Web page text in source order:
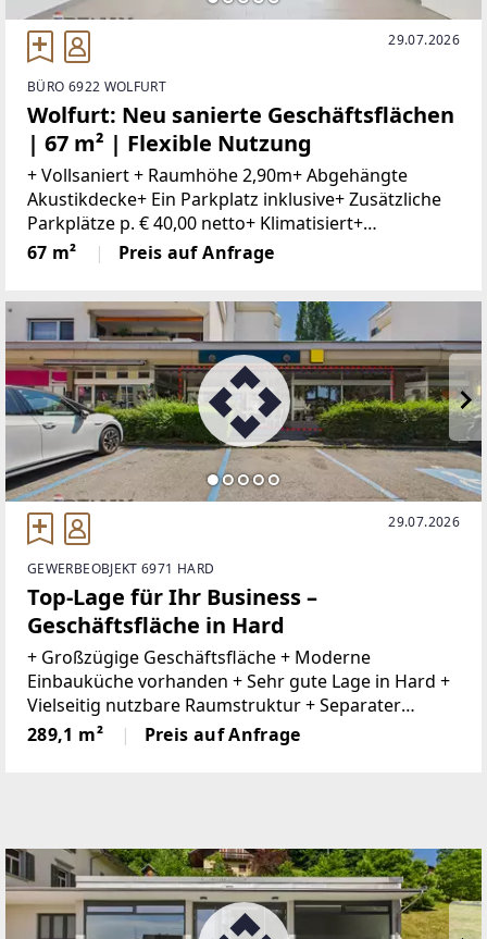
29.07.2026
BÜRO 6922 WOLFURT
Wolfurt: Neu sanierte Geschäftsflächen
| 67 m² | Flexible Nutzung
+ Vollsaniert + Raumhöhe 2,90m+ Abgehängte
Akustikdecke+ Ein Parkplatz inklusive+ Zusätzliche
Parkplätze p. € 40,00 netto+ Klimatisiert+
Kontrollierte Be- und Entlüftung+ Innovatives
Lichtkonzept+ WC mit Vorraum+ Lagerraum+
67 m² Preis auf Anfrage
29.07.2026
GEWERBEOBJEKT 6971 HARD
Top-Lage für Ihr Business –
Geschäftsfläche in Hard
+ Großzügige Geschäftsfläche + Moderne
Einbauküche vorhanden + Sehr gute Lage in Hard +
Vielseitig nutzbare Raumstruktur + Separater
Nebenraum mit WC, Küche und Büro + Büro im EG+
Harder Gemeinde mit Gastronomie, kleinen Läden
289,1 m² Preis auf Anfrage